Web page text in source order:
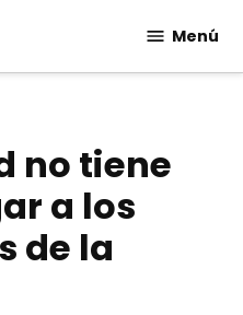
Menú
no tiene
a los
de la